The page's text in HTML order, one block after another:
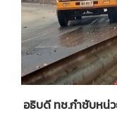
อธิบดี ทช.กำชับหน่